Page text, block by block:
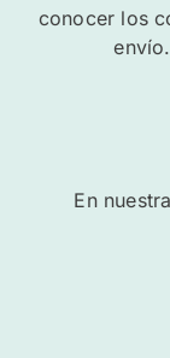
conocer los
envío.
En